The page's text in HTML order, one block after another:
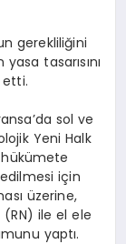
gerekliliğini
tasarısını
etti.
sol ve
Yeni Halk
hükümete
için
üzerine,
(RN) ile el ele
yaptı.